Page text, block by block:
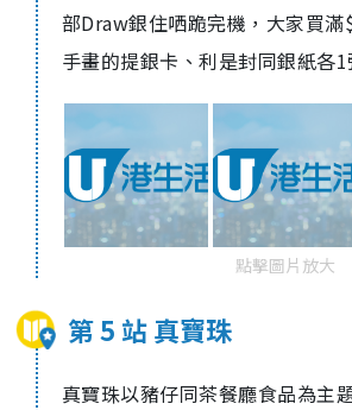
部Draw銀住哂跪完機，大家買滿
手畫的提銀卡、利是封同銀紙各1
點擊圖片放大
第 5 站 真寶珠
真寶珠以豬仔同茶餐廳食品為主